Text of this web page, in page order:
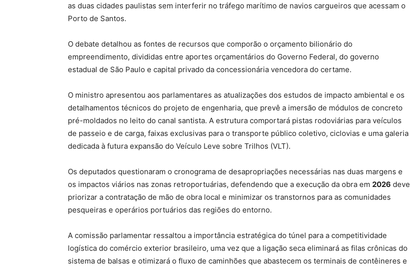
as duas cidades paulistas sem interferir no tráfego marítimo de navios cargueiros que acessam o
Porto de Santos.
O debate detalhou as fontes de recursos que comporão o orçamento bilionário do
empreendimento, divididas entre aportes orçamentários do Governo Federal, do governo
estadual de São Paulo e capital privado da concessionária vencedora do certame.
O ministro apresentou aos parlamentares as atualizações dos estudos de impacto ambiental e os
detalhamentos técnicos do projeto de engenharia, que prevê a imersão de módulos de concreto
pré-moldados no leito do canal santista. A estrutura comportará pistas rodoviárias para veículos
de passeio e de carga, faixas exclusivas para o transporte público coletivo, ciclovias e uma galeria
dedicada à futura expansão do Veículo Leve sobre Trilhos (VLT).
Os deputados questionaram o cronograma de desapropriações necessárias nas duas margens e
os impactos viários nas zonas retroportuárias, defendendo que a execução da obra em 2026 deve
priorizar a contratação de mão de obra local e minimizar os transtornos para as comunidades
pesqueiras e operários portuários das regiões do entorno.
A comissão parlamentar ressaltou a importância estratégica do túnel para a competitividade
logística do comércio exterior brasileiro, uma vez que a ligação seca eliminará as filas crônicas do
sistema de balsas e otimizará o fluxo de caminhões que abastecem os terminais de contêineres e